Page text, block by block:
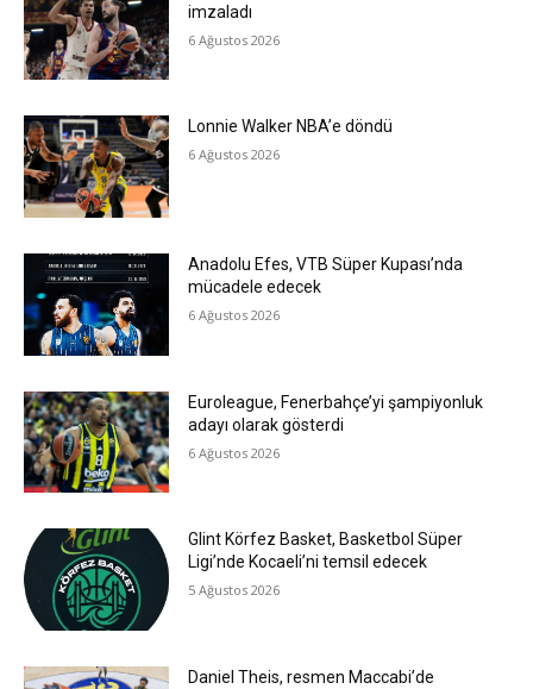
imzaladı
6 Ağustos 2026
Lonnie Walker NBA’e döndü
6 Ağustos 2026
Anadolu Efes, VTB Süper Kupası’nda
mücadele edecek
6 Ağustos 2026
Euroleague, Fenerbahçe’yi şampiyonluk
adayı olarak gösterdi
6 Ağustos 2026
Glint Körfez Basket, Basketbol Süper
Ligi’nde Kocaeli’ni temsil edecek
5 Ağustos 2026
Daniel Theis, resmen Maccabi’de